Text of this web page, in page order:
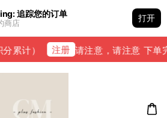
追踪您的订单
商店
打开
累计） 注册 请注意，请注意 下单